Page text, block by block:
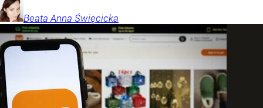
Beata Anna Święcicka